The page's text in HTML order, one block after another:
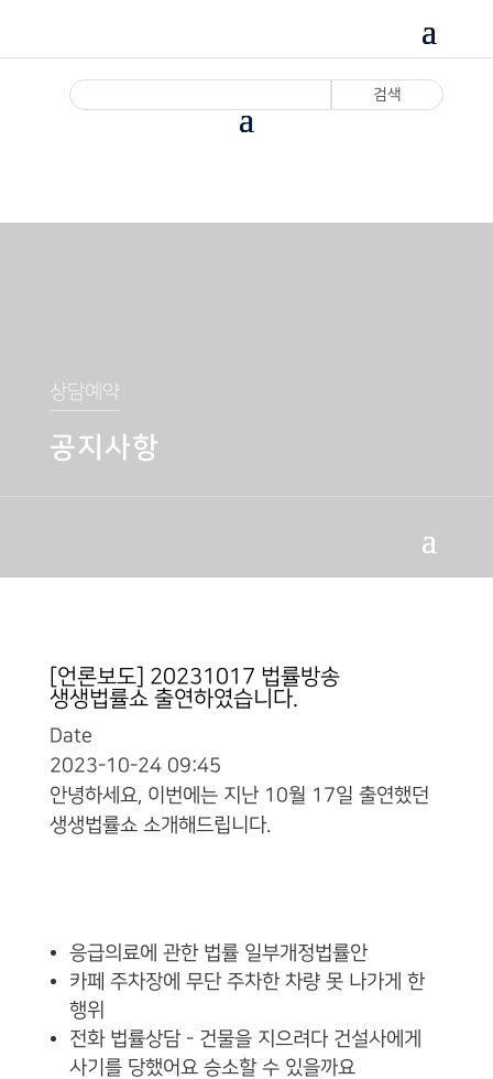
상담예약
공지사항
[언론보도] 20231017 법률방송
생생법률쇼 출연하였습니다.
Date
2023-10-24 09:45
안녕하세요, 이번에는 지난 10월 17일 출연했던
생생법률쇼 소개해드립니다.
응급의료에 관한 법률 일부개정법률안
카페 주차장에 무단 주차한 차량 못 나가게 한
행위
전화 법률상담 - 건물을 지으려다 건설사에게
사기를 당했어요 승소할 수 있을까요